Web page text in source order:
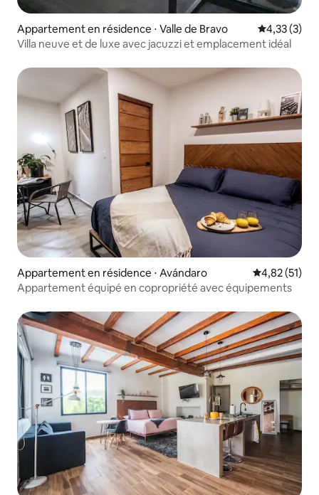
Appartement en résidence ⋅ Valle de Bravo Évaluation
4,33 (3)
Villa neuve et de luxe avec jacuzzi et emplacement idéal
Appartement en résidence ⋅ Avándaro Évaluation
4,82 (51)
Appartement équipé en copropriété avec équipements